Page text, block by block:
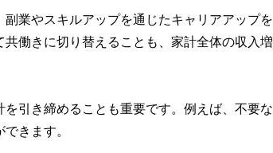
業やスキルアップを通じたキャリアアップを
働きに切り替えることも、家計全体の収入増
引き締めることも重要です。例えば、不要な
きます。